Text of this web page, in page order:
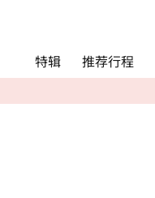
特辑 推荐行程